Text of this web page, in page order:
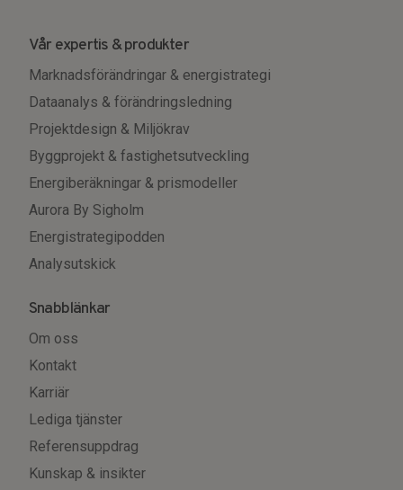
Vår expertis & produkter
Marknadsförändringar & energistrategi
Dataanalys & förändringsledning
Projektdesign & Miljökrav
Byggprojekt & fastighetsutveckling
Energiberäkningar & prismodeller
Aurora By Sigholm
Energistrategipodden
Analysutskick
Snabblänkar
Om oss
Kontakt
Karriär
Lediga tjänster
Referensuppdrag
Kunskap & insikter